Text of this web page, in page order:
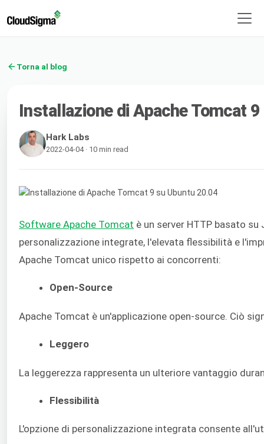
Torna al blog
Installazione di Apache Tomcat
Hark Labs
2022-04-04 · 10 min read
Software Apache Tomcat è un server HTTP basato
personalizzazione integrate, l'elevata flessibilità e
Apache Tomcat unico rispetto ai concorrenti:
Open-Source
Apache Tomcat è un'applicazione open-source. Ciò
Leggero
La leggerezza rappresenta un ulteriore vantaggio
Flessibilità
L'opzione di personalizzazione integrata consente